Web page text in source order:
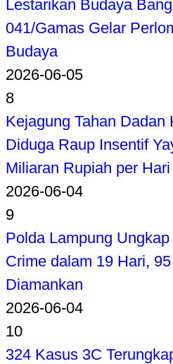
Lestarikan Budaya
041/Gamas Gelar
Budaya
2026-06-05
8
Kejagung Tahan Dadan
Diduga Raup Insentif
Miliaran Rupiah per Hari
2026-06-04
9
Polda Lampung
Crime dalam 19 Hari,
Diamankan
2026-06-04
10
324 Kasus 3C